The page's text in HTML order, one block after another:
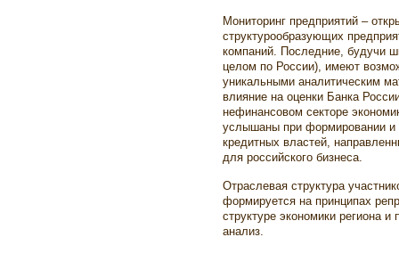
Мониторинг предприятий –
структурообразующих
компаний. Последние, будучи
целом по России), имеют
уникальными аналитическим
влияние на оценки Банка
нефинансовом секторе
услышаны при формировании и
кредитных властей,
для российского бизнеса.
Отраслевая структура
формируется на принципах
структуре экономики региона
анализ.